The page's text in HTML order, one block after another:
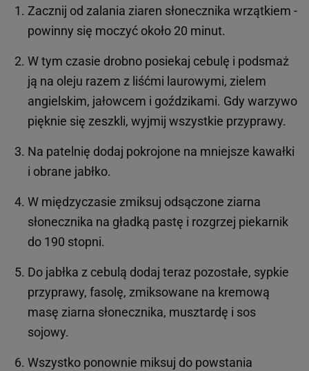
Zacznij od zalania ziaren słonecznika wrzątkiem -
powinny się moczyć około 20 minut.
W tym czasie drobno posiekaj cebulę i podsmaż
ją na oleju razem z liśćmi laurowymi, zielem
angielskim, jałowcem i goździkami. Gdy warzywo
pięknie się zeszkli, wyjmij wszystkie przyprawy.
Na patelnię dodaj pokrojone na mniejsze kawałki
i obrane jabłko.
W międzyczasie zmiksuj odsączone ziarna
słonecznika na gładką pastę i rozgrzej piekarnik
do 190 stopni.
Do jabłka z cebulą dodaj teraz pozostałe, sypkie
przyprawy, fasolę, zmiksowane na kremową
masę ziarna słonecznika, musztardę i sos
sojowy.
Wszystko ponownie miksuj do powstania